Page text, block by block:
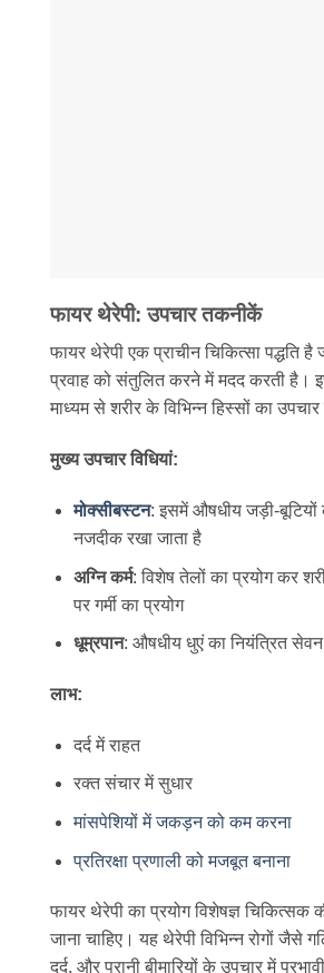
फायर थेरेपी: उपचार तकनीकें
फायर थेरेपी एक प्राचीन चिकित्सा पद्धति है
प्रवाह को संतुलित करने में मदद करती है।
माध्यम से शरीर के विभिन्न हिस्सों का उपचार
मुख्य उपचार विधियां:
मोक्सीबस्टन: इसमें औषधीय जड़ी-
नजदीक रखा जाता है
अग्नि कर्म: विशेष तेलों का प्रयोग कर
पर गर्मी का प्रयोग
धूम्रपान: औषधीय धुएं का नियंत्रित सेवन
लाभ:
दर्द में राहत
रक्त संचार में सुधार
मांसपेशियों में जकड़न को कम करना
प्रतिरक्षा प्रणाली को मजबूत बनाना
फायर थेरेपी का प्रयोग विशेषज्ञ चिकित्सक
जाना चाहिए। यह थेरेपी विभिन्न रोगों जैसे
दर्द, और पुरानी बीमारियों के उपचार में